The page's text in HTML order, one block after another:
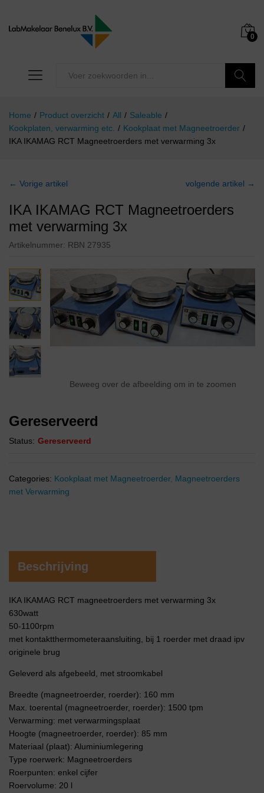
0
Home / Product overzicht / All / Saleable /
Kookplaten, verwarming etc. / Kookplaat met Magneetroerder /
IKA IKAMAG RCT Magneetroerders met verwarming 3x
← Vorige artikel volgende artikel →
IKA IKAMAG RCT Magneetroerders
met verwarming 3x
Artikelnummer: RBN 27935
Beweeg over de afbeelding om in te zoomen
Gereserveerd
Status: Gereserveerd
Categories: Kookplaat met Magneetroerder, Magneetroerders
met Verwarming
Beschrijving
IKA IKAMAG RCT magneetroerders met verwarming 3x
630watt
50-1100rpm
met kontaktthermometeraansluiting, bij 1 roerder met draad ipv
originele brug
Geleverd als afgebeeld, met stroomkabel
Breedte (magneetroerder, roerder): 160 mm
Max. toerental (magneetroerder, roerder): 1500 tpm
Verwarming: met verwarmingsplaat
Hoogte (magneetroerder, roerder): 85 mm
Materiaal (plaat): Aluminiumlegering
Type roerwerk: Magneetroerders
Roerpunten: enkel cijfer
Roervolume: 20 l